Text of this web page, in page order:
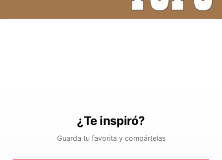
¿Te inspiró?
Guarda tu favorita y compártelas